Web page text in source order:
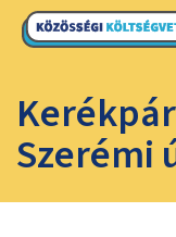
Szerémi